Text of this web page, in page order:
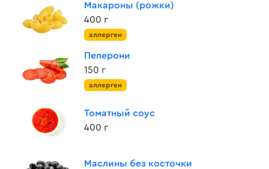
Макароны (рожки)
400 г
аллерген
Пеперони
150 г
аллерген
Томатный соус
400 г
Маслины без косточки